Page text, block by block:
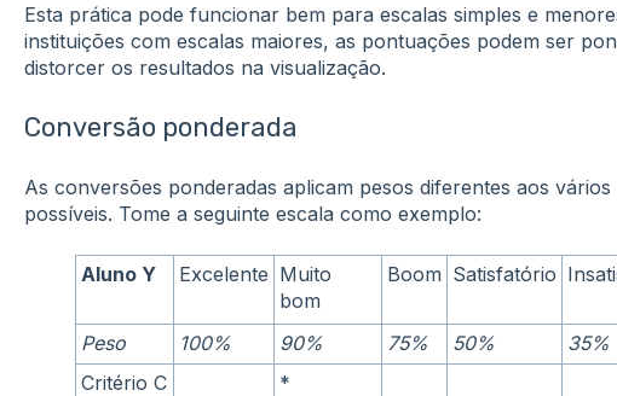
Esta prática pode funcionar bem para escalas simples e
instituições com escalas maiores, as pontuações podem ser
distorcer os resultados na visualização.
Conversão ponderada
As conversões ponderadas aplicam pesos diferentes aos
possíveis. Tome a seguinte escala como exemplo:
Aluno Y Excelente Muito
bom
Boom Satisfatório
Peso
100% 90% 75% 50% 35%
Critério C
*